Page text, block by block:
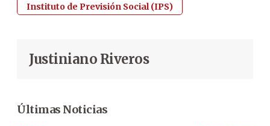
Instituto de Previsión Social (IPS)
Justiniano Riveros
Últimas Noticias